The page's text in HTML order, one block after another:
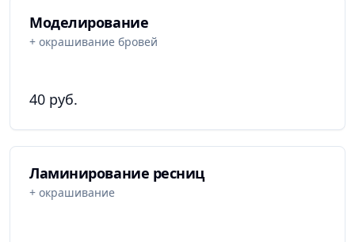
Моделирование
+ окрашивание бровей
40 руб.
Ламинирование ресниц
+ окрашивание